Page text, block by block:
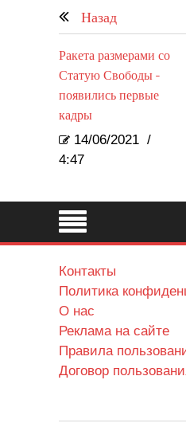
Назад
Ракета размерами со
Статую Свободы -
появились первые
кадры
14/06/2021 /
4:47
Контакты
Политика
О нас
Реклама на сайте
Правила
Договор